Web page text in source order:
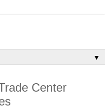
▼
Center